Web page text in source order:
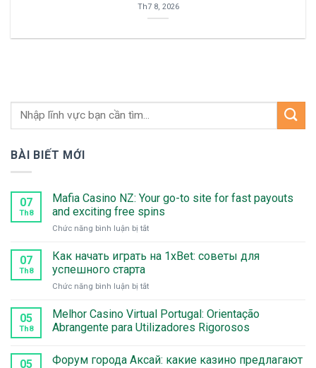
Th7 8, 2026
BÀI BIẾT MỚI
07
Th8
Mafia Casino NZ: Your go-to site for fast payouts
and exciting free spins
Chức năng bình luận bị tắtở
Casino
go-
site
for
and
07
Th8
Как начать играть на 1xBet: советы для
успешного старта
Chức năng bình luận bị tắtở
начать
играть
на
советы
05
Th8
Melhor Casino Virtual Portugal: Orientação
Abrangente para Utilizadores Rigorosos
05
Форум города Аксай: какие казино предлагают